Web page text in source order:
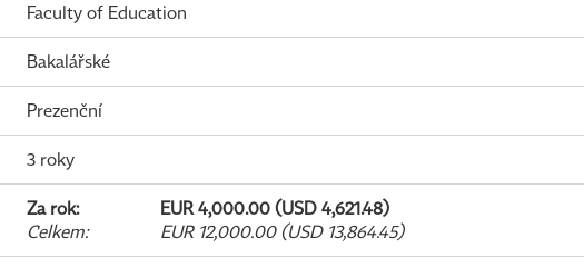
Faculty of Education
Bakalářské
Prezenční
3 roky
Za rok:
EUR 4,000.00 (USD 4,621.48)
Celkem: EUR 12,000.00 (USD 13,864.45)